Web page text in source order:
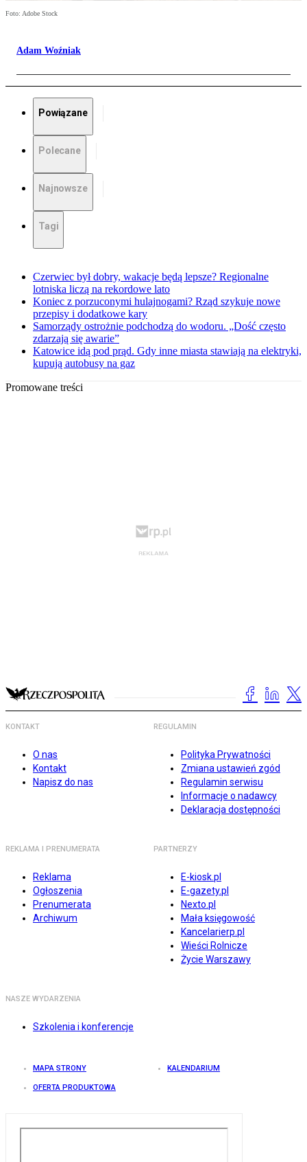
Foto: Adobe Stock
Adam Woźniak
Powiązane
Polecane
Najnowsze
Tagi
Czerwiec był dobry, wakacje będą lepsze? Regionalne
lotniska liczą na rekordowe lato
Koniec z porzuconymi hulajnogami? Rząd szykuje nowe
przepisy i dodatkowe kary
Samorządy ostrożnie podchodzą do wodoru. „Dość często
zdarzają się awarie”
Katowice idą pod prąd. Gdy inne miasta stawiają na elektryki,
kupują autobusy na gaz
Promowane treści
KONTAKT
O nas
Kontakt
Napisz do nas
REGULAMIN
Polityka Prywatności
Zmiana ustawień zgód
Regulamin serwisu
Informacje o nadawcy
Deklaracja dostępności
REKLAMA I PRENUMERATA
Reklama
Ogłoszenia
Prenumerata
Archiwum
PARTNERZY
E-kiosk.pl
E-gazety.pl
Nexto.pl
Mała księgowość
Kancelarierp.pl
Wieści Rolnicze
Życie Warszawy
NASZE WYDARZENIA
Szkolenia i konferencje
MAPA STRONY KALENDARIUM
OFERTA PRODUKTOWA